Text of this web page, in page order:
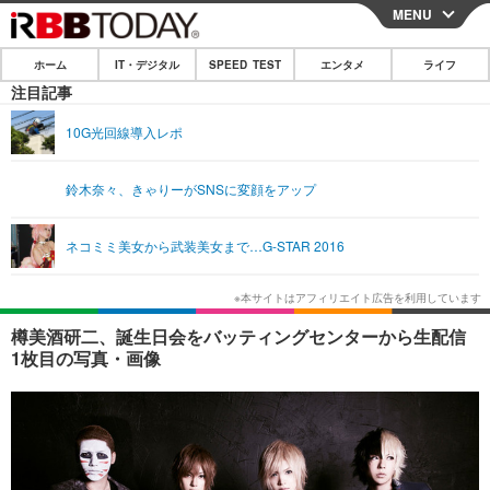
CLOSE
ホーム
IT・デジタル
ショッピング
エンタメTOP 映画・ドラマ
韓国・芸能
音楽 スポーツ
ショッピング その他
ライフ
ライフTOP グルメ
ペット ショッピング
その他
リリース一覧
プッシュ通知の停止方法
MENU
ホーム IT・デジタル SPEED TEST エンタメ ライフ
注目記事
10G光回線導入レポ
鈴木奈々、きゃりーがSNSに変顔をアップ
ネコミミ美女から武装美女まで…G-STAR 2016
樽美酒研二、誕生日会をバッティングセンターから生配信
1枚目の写真・画像